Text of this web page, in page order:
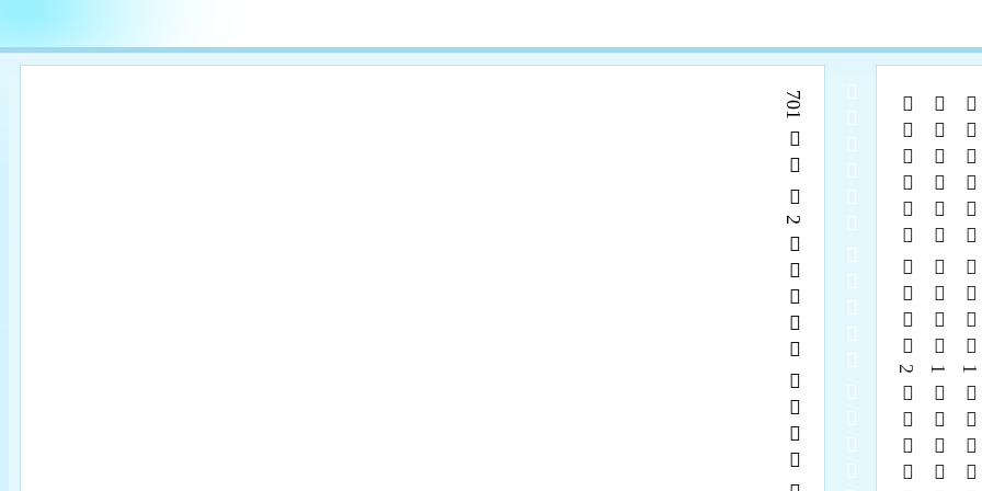
  